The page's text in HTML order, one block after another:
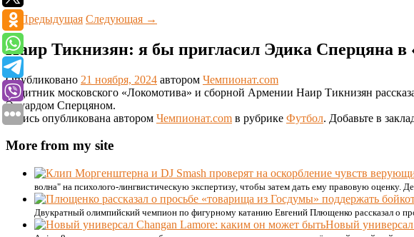
←Предыдущая Следующая →
Наир Тикнизян: я бы пригласил Эдика Сперцяна в
Опубликовано 21 ноября, 2024 автором Чемпионат.com
Защитник московского «Локомотива» и сборной Армении Наир Тикнизян
Эдуардом Сперцяном.
Запись опубликована автором Чемпионат.com в рубрике Футбол. Добавьте в
More from my site
волна" на психолого-лингвистическую экспертизу, чтобы затем дать ему правовую
Двукратный олимпийский чемпион по фигурному катанию Евгений Плющенко рассказал о
Новый